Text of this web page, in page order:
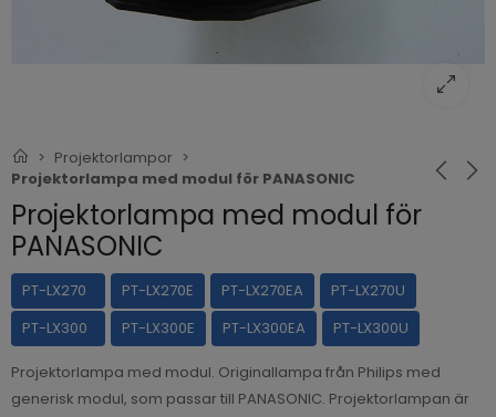
Projektorlampor
Projektorlampa med modul för PANASONIC
Projektorlampa med modul för
PANASONIC
PT-LX270 PT-LX270E PT-LX270EA
PT-LX270U
PT-LX300
PT-LX300E PT-LX300EA PT-LX300U
Projektorlampa med modul. Originallampa från Philips med
generisk modul, som passar till PANASONIC. Projektorlampan är